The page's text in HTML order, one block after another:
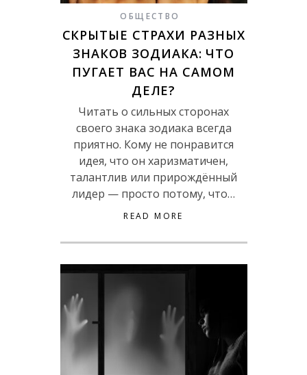
ОБЩЕСТВО
СКРЫТЫЕ СТРАХИ РАЗНЫХ
ЗНАКОВ ЗОДИАКА: ЧТО
ПУГАЕТ ВАС НА САМОМ
ДЕЛЕ?
Читать о сильных сторонах
своего знака зодиака всегда
приятно. Кому не понравится
идея, что он харизматичен,
талантлив или прирождённый
лидер — просто потому, что…
READ MORE